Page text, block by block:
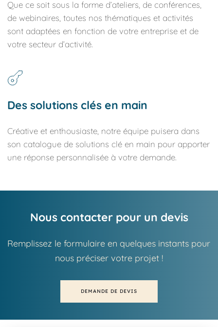
Que ce soit sous la forme d’ateliers, de conférences,
de webinaires, toutes nos thématiques et activités
sont adaptées en fonction de votre entreprise et de
votre secteur d’activité.
Des solutions clés en main
Créative et enthousiaste, notre équipe puisera dans
son catalogue de solutions clé en main pour apporter
une réponse personnalisée à votre demande.
Nous contacter pour un devis
Remplissez le formulaire en quelques instants pour
nous préciser votre projet !
DEMANDE DE DEVIS